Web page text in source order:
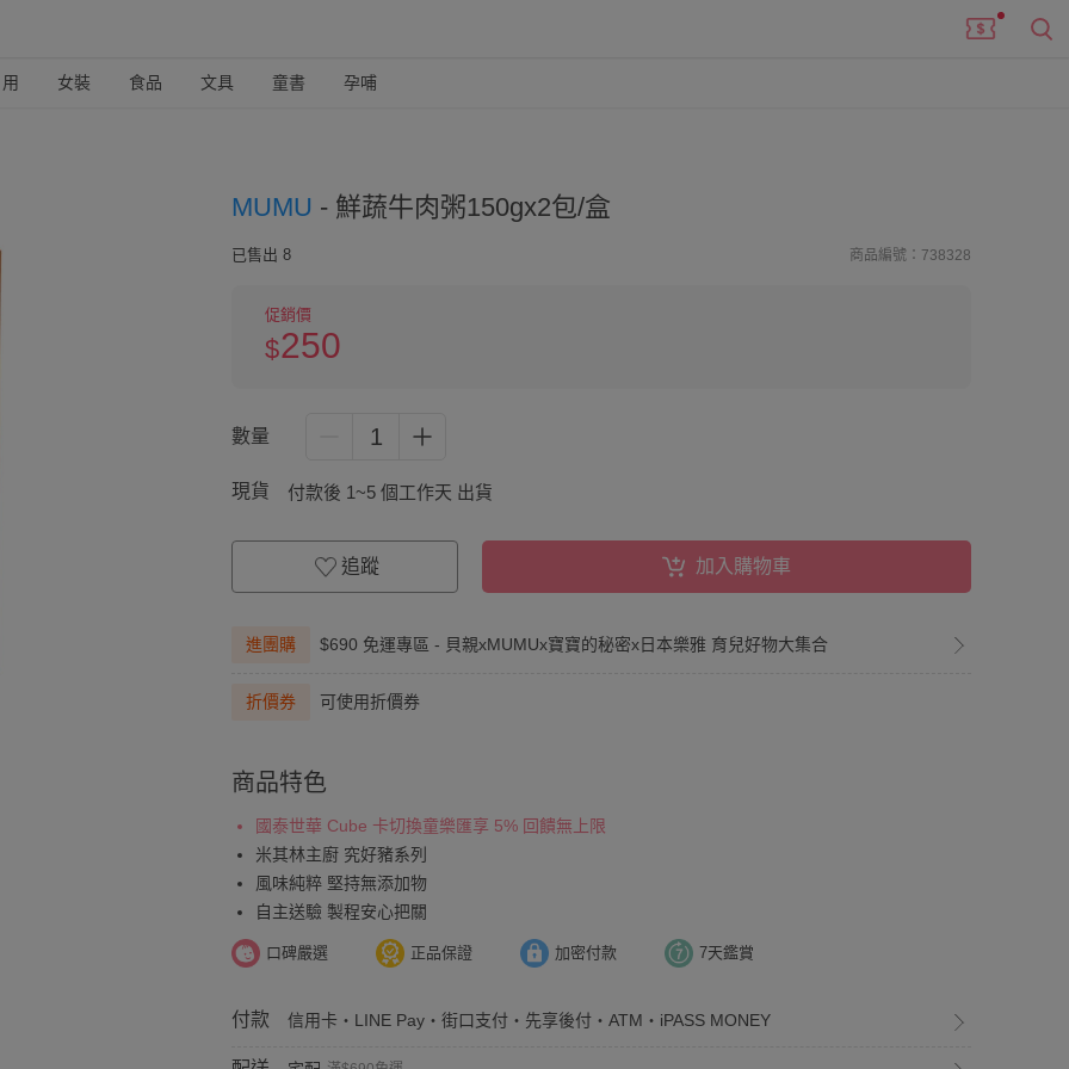
女裝 食品 文具 童書 孕哺
MUMU - 鮮蔬牛肉粥150gx2包/盒
已售出 8 商品編號：738328
促銷價
$250
數量 1
現貨 付款後 1~5 個工作天 出貨
追蹤 加入購物車
進團購 $690 免運專區 - 貝親xMUMUx寶寶的秘密x日本樂雅 育兒好物大集合
折價券 可使用折價券
商品特色
國泰世華 Cube 卡切換童樂匯享 5% 回饋無上限
米其林主廚 究好豬系列
風味純粹 堅持無添加物
自主送驗 製程安心把關
口碑嚴選 正品保證 加密付款 7天鑑賞
付款 信用卡・LINE Pay・街口支付・先享後付・ATM・iPASS MONEY